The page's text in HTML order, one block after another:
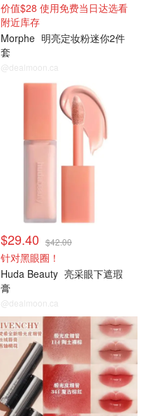
价值$28 使用免费当日达选看
附近库存
Morphe 明亮定妆粉迷你2件
套
@dealmoon.ca
$29.40 $42.00
针对黑眼圈！
Huda Beauty 亮采眼下遮瑕
膏
@dealmoon.ca